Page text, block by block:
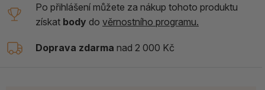
Po přihlášení můžete za nákup tohoto produktu
získat body do věrnostního programu.
Doprava zdarma nad 2 000 Kč